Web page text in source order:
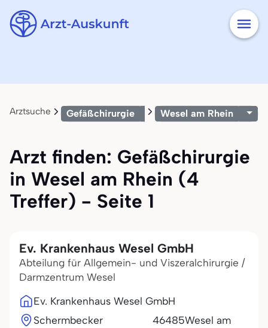
Arztsuche Gefäßchirurgie Wesel am Rhein
Arzt finden: Gefäßchirurgie
in Wesel am Rhein (4
Treffer) - Seite 1
Ev. Krankenhaus Wesel GmbH
Abteilung für Allgemein- und Viszeralchirurgie /
Darmzentrum Wesel
Ev. Krankenhaus Wesel GmbH
Schermbecker
46485Wesel am